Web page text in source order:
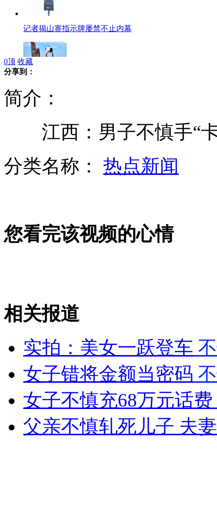
记者揭山寨指示牌屡禁不止内幕
男子网上发现42年前失窃爱车称缘分
13岁少年遭插屁股被充气瞬间穿孔
山西运城恶犬咬伤多人 警民合力深夜将其击毙
女孩北京地铁殴打老人 痛下狠手拳打脚踢
0顶 收藏
分享到：
简介：
江西：男子不慎手“卡
分类名称： 热点新闻
您看完该视频的心情
相关报道
实拍：美女一跃登车
女子错将金额当密码
女子不慎充68万元话
父亲不慎轧死儿子 夫